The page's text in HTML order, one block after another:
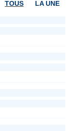
LA UNE
TOUS